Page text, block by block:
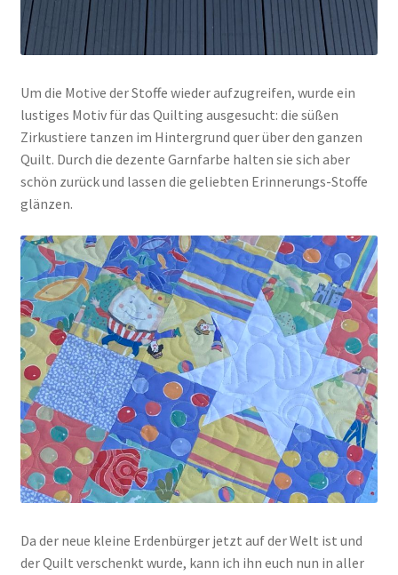
Um die Motive der Stoffe wieder aufzugreifen, wurde ein
lustiges Motiv für das Quilting ausgesucht: die süßen
Zirkustiere tanzen im Hintergrund quer über den ganzen
Quilt. Durch die dezente Garnfarbe halten sie sich aber
schön zurück und lassen die geliebten Erinnerungs-Stoffe
glänzen.
Da der neue kleine Erdenbürger jetzt auf der Welt ist und
der Quilt verschenkt wurde, kann ich ihn euch nun in aller